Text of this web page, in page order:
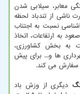
معابر، سیلابی شدن
ناشی از تندباد لحظه
نسبت به اجتناب
به ارتفاعات، اتخاذ
به بخش کشاورزی،
ها و... برای پیش
سفارش می کند.
دیگری از وزش باد